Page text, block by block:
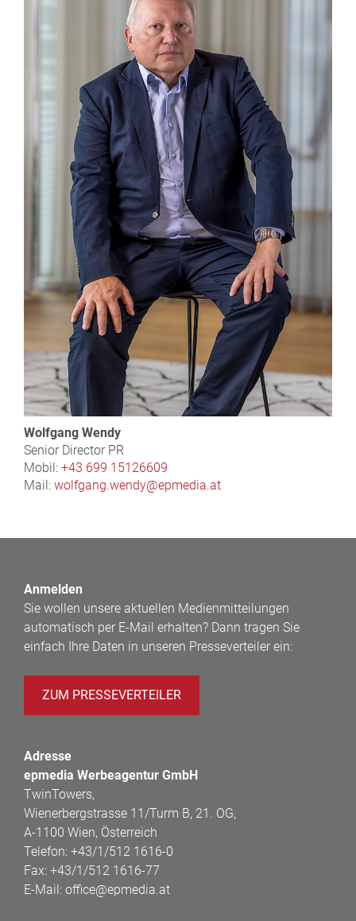
Wolfgang Wendy
Senior Director PR
Mobil: +43 699 15126609
Mail: wolfgang.wendy@epmedia.at
Anmelden
Sie wollen unsere aktuellen Medienmitteilungen
automatisch per E-Mail erhalten? Dann tragen Sie
einfach Ihre Daten in unseren Presseverteiler ein:
ZUM PRESSEVERTEILER
Adresse
epmedia Werbeagentur GmbH
TwinTowers,
Wienerbergstrasse 11/Turm B, 21. OG,
A-1100 Wien, Österreich
Telefon: +43/1/512 1616-0
Fax: +43/1/512 1616-77
E-Mail: office@epmedia.at